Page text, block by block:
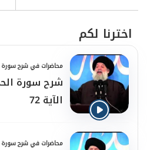
اخترنا لكم
محاضرات في شرح سورة
الآية 72
محاضرات في شرح سورة